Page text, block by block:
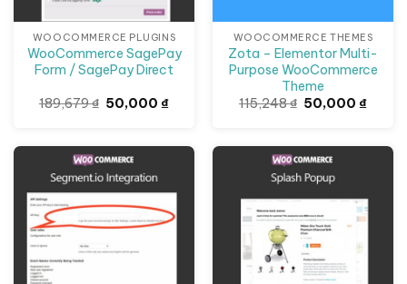
Custom Channel / Emoji
Per-Event Specific Channel / Emoji
notification types
Extensible & Dev-Friendly
WOOCOMMERCE PLUGINS
WooCommerce SagePay
Form / SagePay Direct
189,679₫ Giá
50,000₫Giá
50,000 ₫.
WOOCOMMERCE THEMES
Zota – Elementor Multi-
Purpose WooCommerce
Theme
115,248₫ Giá
50,000₫Giá